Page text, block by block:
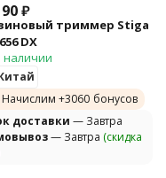
₽
триммер Stiga
DX
наличии
Начислим +3060 бонусов
доставки — Завтра
— Завтра (скидка